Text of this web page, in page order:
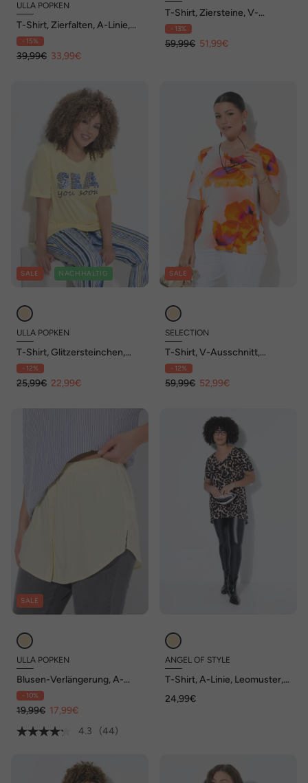
ULLA POPKEN
T-Shirt, Zierfalten, A-Linie,
Carré-Ausschnitt, Halbarm
- 15%
39,99€ 33,99€
T-Shirt, Ziersteine, V-
Ausschnitt, Halbarm, Pima
Cotton
- 13%
59,99€ 51,99€
SALE NACHHALTIG
ULLA POPKEN
T-Shirt, Glitzersteinchen,
Classic, Rundhals, Halbarm
- 12%
25,99€ 22,99€
SALE
SELECTION
T-Shirt, V-Ausschnitt,
Classic, Halbarm
- 12%
59,99€ 52,99€
SALE
ULLA POPKEN
Blusen-Verlängerung, A-
Linie, gerundeter Saum
- 10%
19,99€ 17,99€
4.3
(44)
ANGEL OF STYLE
T-Shirt, A-Linie, Leomuster,
24,99€